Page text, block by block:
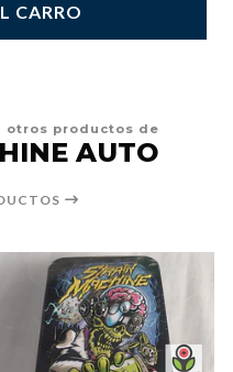
CARRO
otros productos de
AUTO